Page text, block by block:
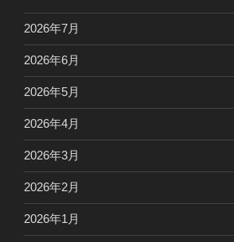
2026年7月
2026年6月
2026年5月
2026年4月
2026年3月
2026年2月
2026年1月